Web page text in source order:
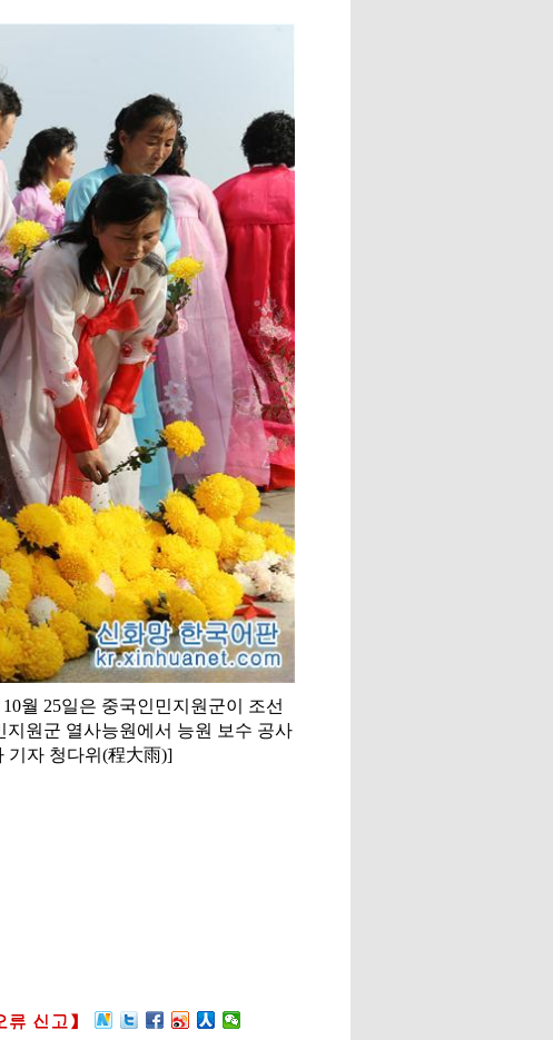
월 25일은 중국인민지원군이 조선
원군 열사능원에서 능원 보수 공사
기자 청다위(程大雨)]